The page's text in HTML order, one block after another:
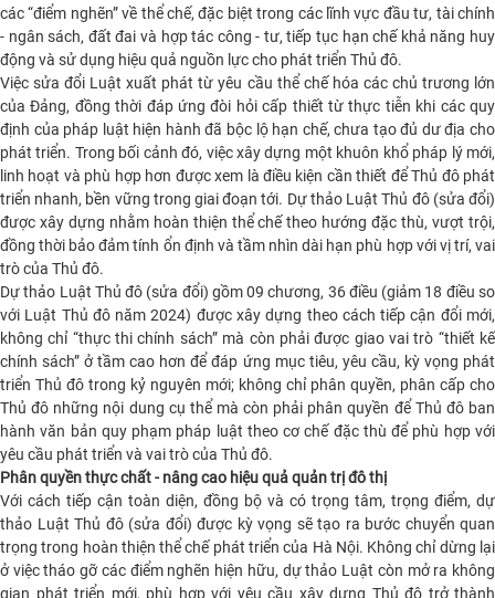
các “điểm nghẽn” về thể chế, đặc biệt trong các lĩnh vực đầu tư, tài chính
- ngân sách, đất đai và hợp tác công - tư, tiếp tục hạn chế khả năng huy
động và sử dụng hiệu quả nguồn lực cho phát triển Thủ đô.
Việc sửa đổi Luật xuất phát từ yêu cầu thể chế hóa các chủ trương lớn
của Đảng, đồng thời đáp ứng đòi hỏi cấp thiết từ thực tiễn khi các quy
định của pháp luật hiện hành đã bộc lộ hạn chế, chưa tạo đủ dư địa cho
phát triển. Trong bối cảnh đó, việc xây dựng một khuôn khổ pháp lý mới,
linh hoạt và phù hợp hơn được xem là điều kiện cần thiết để Thủ đô phát
triển nhanh, bền vững trong giai đoạn tới. Dự thảo Luật Thủ đô (sửa đổi)
được xây dựng nhằm hoàn thiện thể chế theo hướng đặc thù, vượt trội,
đồng thời bảo đảm tính ổn định và tầm nhìn dài hạn phù hợp với vị trí, vai
trò của Thủ đô.
Dự thảo Luật Thủ đô (sửa đổi) gồm 09 chương, 36 điều (giảm 18 điều so
với Luật Thủ đô năm 2024) được xây dựng theo cách tiếp cận đổi mới,
không chỉ “thực thi chính sách” mà còn phải được giao vai trò “thiết kế
chính sách” ở tầm cao hơn để đáp ứng mục tiêu, yêu cầu, kỳ vọng phát
triển Thủ đô trong kỷ nguyên mới; không chỉ phân quyền, phân cấp cho
Thủ đô những nội dung cụ thể mà còn phải phân quyền để Thủ đô ban
hành văn bản quy phạm pháp luật theo cơ chế đặc thù để phù hợp với
yêu cầu phát triển và vai trò của Thủ đô.
Phân quyền thực chất -nâng cao hiệu quả quản trị đô thị
Với cách tiếp cận toàn diện, đồng bộ và có trọng tâm, trọng điểm, dự
thảo Luật Thủ đô (sửa đổi) được kỳ vọng sẽ tạo ra bước chuyển quan
trọng trong hoàn thiện thể chế phát triển của Hà Nội. Không chỉ dừng lại
ở việc tháo gỡ các điểm nghẽn hiện hữu, dự thảo Luật còn mở ra không
gian phát triển mới, phù hợp với yêu cầu xây dựng Thủ đô trở thành